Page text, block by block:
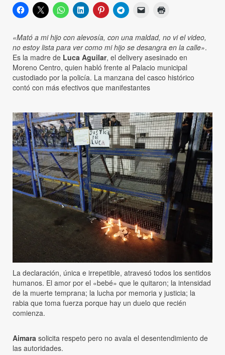
«Mató a mi hijo con alevosía, con una maldad, no vi el video,
no estoy lista para ver como mi hijo se desangra en la calle».
Es la madre de Luca Aguilar, el delivery asesinado en
Moreno Centro, quien habló frente al Palacio municipal
custodiado por la policía. La manzana del casco histórico
contó con más efectivos que manifestantes
La declaración, única e irrepetible, atravesó todos los sentidos
humanos. El amor por el «bebé» que le quitaron; la intensidad
de la muerte temprana; la lucha por memoria y justicia; la
rabia que toma fuerza porque hay un duelo que recién
comienza.
Aimara solicita respeto pero no avala el desentendimiento de
las autoridades.